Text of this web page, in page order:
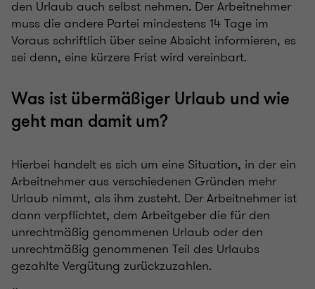
den Urlaub auch selbst nehmen. Der Arbeitnehmer
muss die andere Partei mindestens 14 Tage im
Voraus schriftlich über seine Absicht informieren, es
sei denn, eine kürzere Frist wird vereinbart.
Was ist übermäßiger Urlaub und wie
geht man damit um?
Hierbei handelt es sich um eine Situation, in der ein
Arbeitnehmer aus verschiedenen Gründen mehr
Urlaub nimmt, als ihm zusteht. Der Arbeitnehmer ist
dann verpflichtet, dem Arbeitgeber die für den
unrechtmäßig genommenen Urlaub oder den
unrechtmäßig genommenen Teil des Urlaubs
gezahlte Vergütung zurückzuzahlen.